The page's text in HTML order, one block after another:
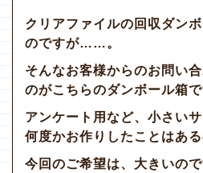
クリアファイルの回収ダン
のですが……。
そんなお客様からのお問い
のがこちらのダンボール箱で
アンケート用など、小さい
何度かお作りしたことはある
今回のご希望は、大きいので